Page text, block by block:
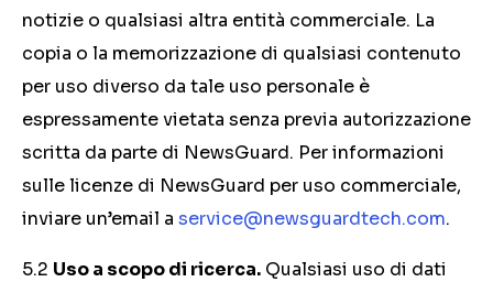
notizie o qualsiasi altra entità commerciale. La
copia o la memorizzazione di qualsiasi contenuto
per uso diverso da tale uso personale è
espressamente vietata senza previa autorizzazione
scritta da parte di NewsGuard. Per informazioni
sulle licenze di NewsGuard per uso commerciale,
inviare un’email a service@newsguardtech.com.
5.2 Uso a scopo di ricerca. Qualsiasi uso di dati